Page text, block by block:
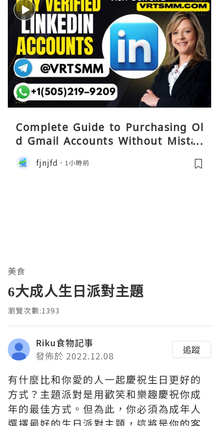
Complete Guide to Purchasing Ol
d Gmail Accounts Without Mistak
es
fjnjfd 1小時前
美食
6大成人生日派對主題
瀏覽次數:1393
Riku食物記事
發佈於 2022.12.08
追蹤
有什麼比和你愛的人一起慶祝生日更好的
方式？主題派對是用歡笑和樂趣慶祝你成
年的最佳方式。但為此，你必須為成年人